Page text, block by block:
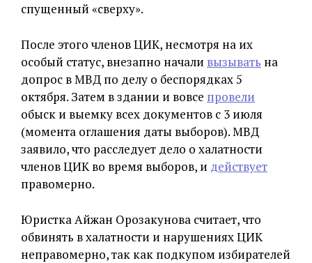
спущенный «сверху».
После этого членов ЦИК, несмотря на их
особый статус, внезапно начали вызывать на
допрос в МВД по делу о беспорядках 5
октября. Затем в здании и вовсе провели
обыск и выемку всех документов с 3 июля
(момента оглашения даты выборов). МВД
заявило, что расследует дело о халатности
членов ЦИК во время выборов, и действует
правомерно.
Юристка Айжан Орозакунова считает, что
обвинять в халатности и нарушениях ЦИК
неправомерно, так как подкупом избирателей